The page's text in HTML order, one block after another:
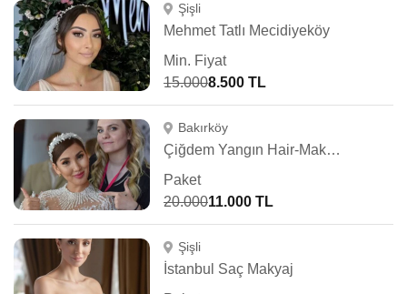
Şişli
Mehmet Tatlı Mecidiyeköy
Min. Fiyat
15.0008.500 TL
Bakırköy
Çiğdem Yangın Hair-Makeup Artist
Paket
20.00011.000 TL
Şişli
İstanbul Saç Makyaj